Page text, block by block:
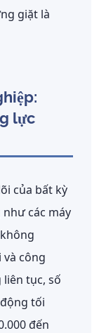
giặt là
lực
của bất kỳ
các máy
công
tục, số
tối
đến